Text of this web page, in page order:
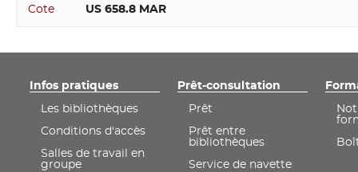
Cote
        US 658.8 MAR
Infos pratiques
Les bibliothèques
Conditions d'accès
Salles de travail en
groupe
Prêt-consultation
Prêt
Prêt entre
bibliothèques
Service de navette